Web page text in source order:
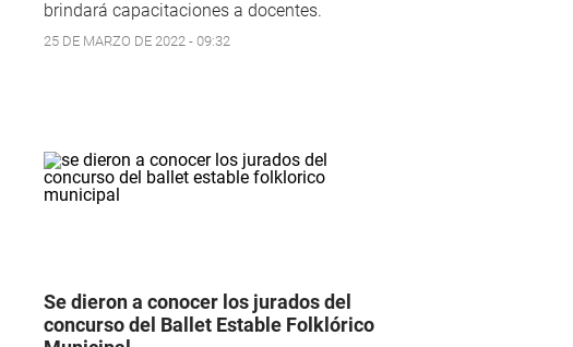
brindará capacitaciones a docentes.
25 DE MARZO DE 2022 - 09:32
Se dieron a conocer los jurados del
concurso del Ballet Estable Folklórico